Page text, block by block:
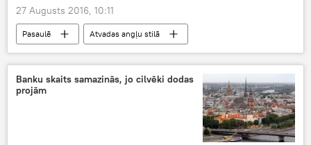
27 Augusts 2016, 10:11
Pasaulē Atvadas angļu stilā
Banku skaits samazinās, jo cilvēki dodas
projām